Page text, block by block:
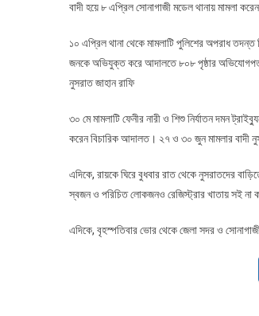
বাদী হয়ে ৮ এপ্রিল সোনাগাজী মডেল থানায় মামলা
১০ এপ্রিল থানা থেকে মামলাটি পুলিশের অপরাধ
জনকে অভিযুক্ত করে আদালতে ৮০৮ পৃষ্ঠার
নুসরাত জাহান রাফি
৩০ মে মামলাটি ফেনীর নারী ও শিশু নির্যাতন দমন
করেন বিচারিক আদালত। ২৭ ও ৩০ জুন মামলার বাদী
এদিকে, রায়কে ঘিরে বুধবার রাত থেকে নুসরাতদের
স্বজন ও পরিচিত লোকজনও রেজিস্ট্রার খাতায় সই না
এদিকে, বৃহস্পতিবার ভোর থেকে জেলা সদর ও